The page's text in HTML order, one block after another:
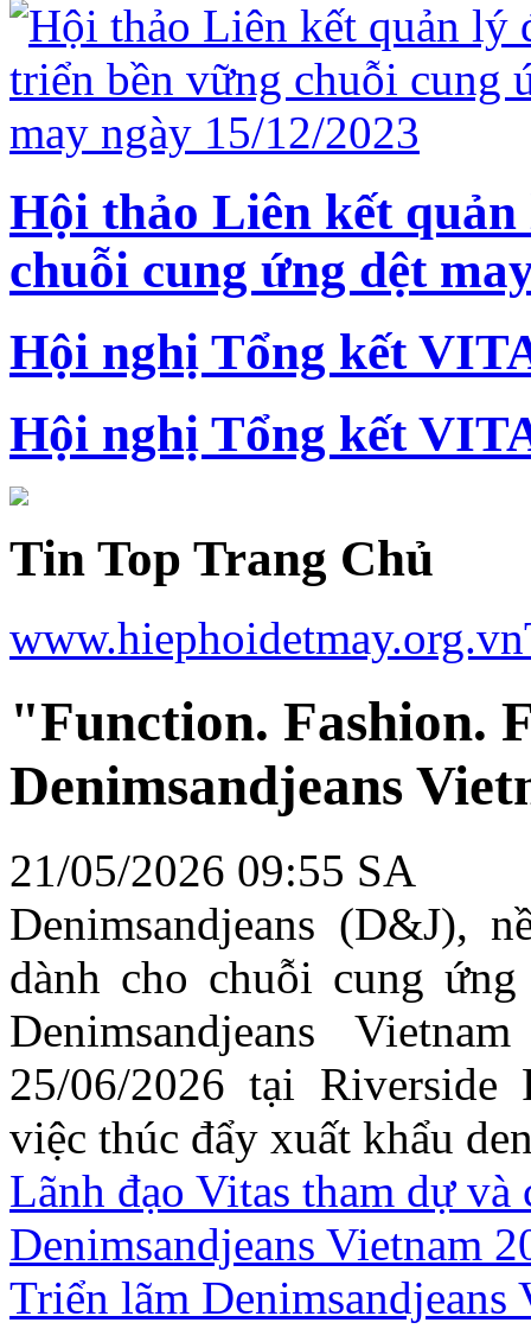
Hội thảo Liên kết
chuỗi cung ứng dệt
Hội nghị Tổng kết
Hội nghị Tổng kết
Tin Top Trang Chủ
www.hiephoidetmay.org.vn
"Function. Fashion.
Denimsandjeans
21/05/2026 09:55 SA
Denimsandjeans (D&J),
dành cho chuỗi cung
Denimsandjeans
25/06/2026 tại Riverside
việc thúc đẩy xuất khẩu
Lãnh đạo Vitas tham dự
Denimsandjeans Vietnam
Triển lãm